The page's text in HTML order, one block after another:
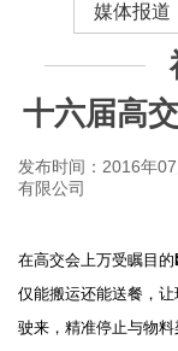
媒体报道
十六届高
发布时间：2016年
有限公司
在高交会上万受瞩目的
仅能搬运还能送餐，
驶来，精准停止与物